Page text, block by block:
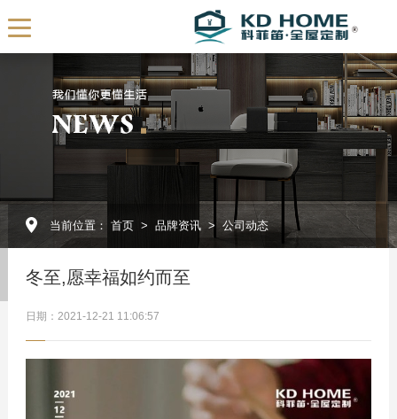
于我们
发展历程
我们的团队
屋订制
空间定制
当前位置： 首页 > 品牌资讯 > 公司动态
冬至,愿幸福如约而至
日期：2021-12-21 11:06:57